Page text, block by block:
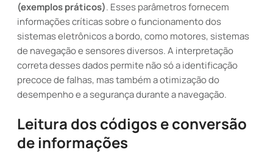
(exemplos práticos). Esses parâmetros fornecem
informações críticas sobre o funcionamento dos
sistemas eletrônicos a bordo, como motores, sistemas
de navegação e sensores diversos. A interpretação
correta desses dados permite não só a identificação
precoce de falhas, mas também a otimização do
desempenho e a segurança durante a navegação.
Leitura dos códigos e conversão
de informações